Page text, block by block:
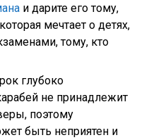
и дарите его тому,
мечтает о детях,
тому, кто
глубоко
не принадлежит
поэтому
быть неприятен и